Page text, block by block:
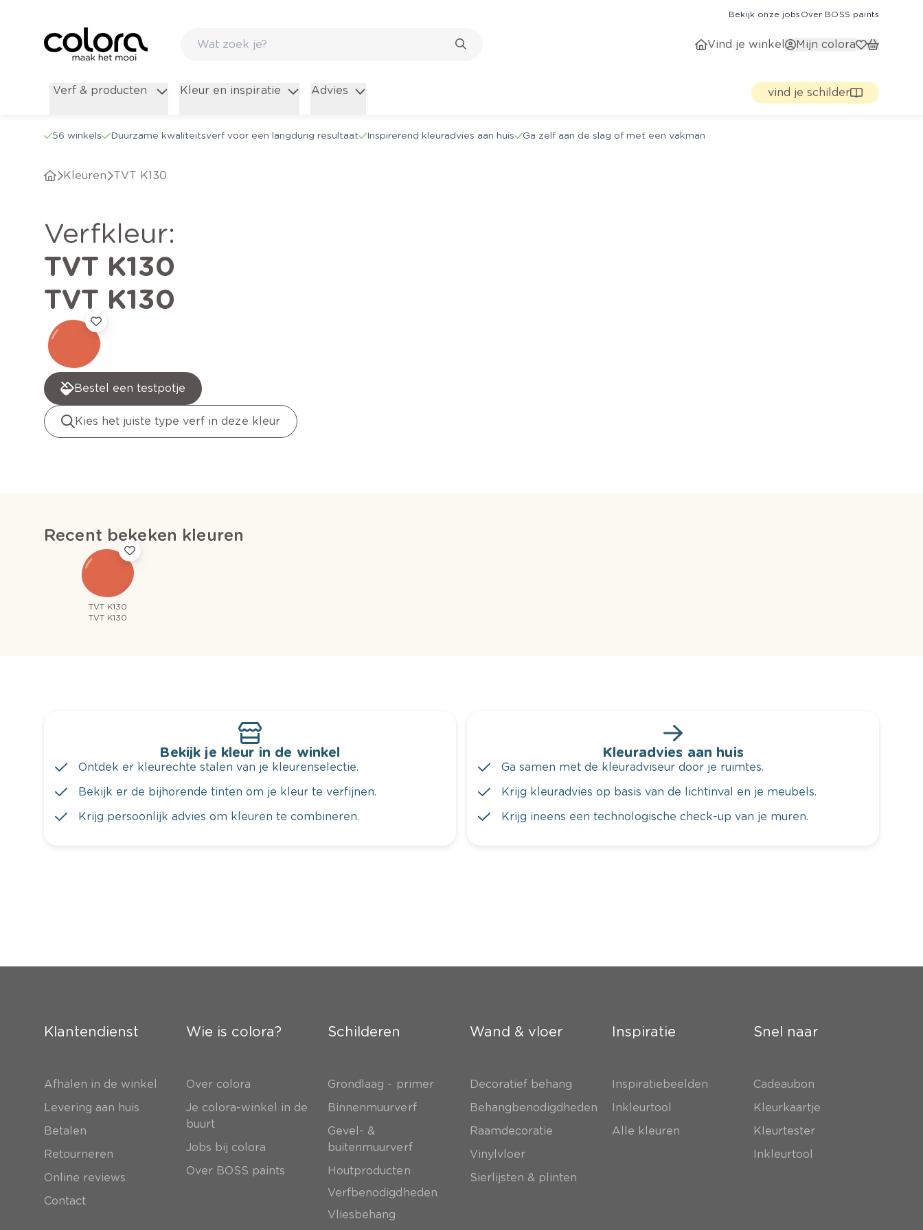
Bekijk onze jobs Over BOSS paints
Vind je winkel Mijn colora
Verf & producten Kleur en inspiratie Advies vind je schilder
56 winkels Duurzame kwaliteitsverf voor een langdurig resultaat Inspirerend kleuradvies aan huis Ga zelf aan de slag of met een vakman
Kleuren TVT K130
verfkleur:
TVT K130
TVT K130
Bestel een testpotje
Kies het juiste type verf in deze kleur
Recent bekeken kleuren
TVT K130
TVT K130
Bekijk je kleur in de winkel
Ontdek er kleurechte stalen van je kleurenselectie.
Bekijk er de bijhorende tinten om je kleur te verfijnen.
Krijg persoonlijk advies om kleuren te combineren.
Kleuradvies aan huis
Ga samen met de kleuradviseur door je ruimtes.
Krijg kleuradvies op basis van de lichtinval en je meubels.
Krijg ineens een technologische check-up van je muren.
Klantendienst
Afhalen in de winkel
Levering aan huis
Betalen
Retourneren
Online reviews
Contact
Wie is colora?
Over colora
Je colora-winkel in de
buurt
Jobs bij colora
Over BOSS paints
Schilderen
Grondlaag - primer
Binnenmuurverf
Gevel- &
buitenmuurverf
Houtproducten
Verfbenodigdheden
Vliesbehang
Wand & vloer
Decoratief behang
Behangbenodigdheden
Raamdecoratie
Vinylvloer
Sierlijsten & plinten
Inspiratie
Inspiratiebeelden
Inkleurtool
Alle kleuren
Snel naar
Cadeaubon
Kleurkaartje
Kleurtester
Inkleurtool